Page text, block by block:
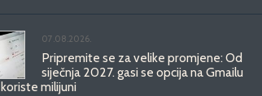
07.08.2026.
Pripremite se za velike promjene: Od
siječnja 2027. gasi se opcija na Gmailu
milijuni